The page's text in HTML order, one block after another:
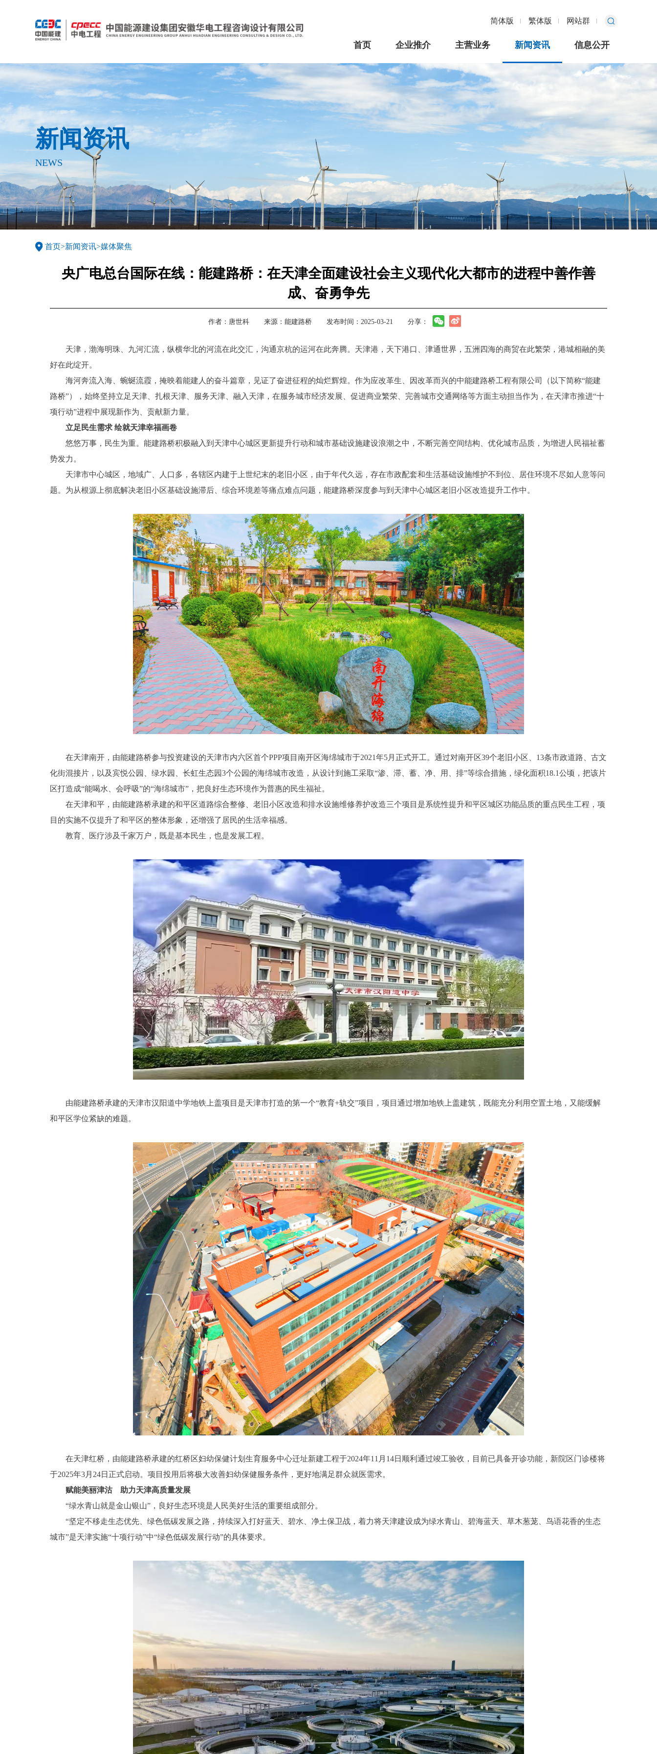
简体版 繁体版 网站群
首页 企业推介 主营业务 新闻资讯 信息公开
新闻资讯
NEWS
首页>新闻资讯>媒体聚焦
央广电总台国际在线：能建路桥：在天津全面建设社会主义现代化大都市的进程中善作善
成、奋勇争先
作者： 唐世科 来源： 能建路桥 发布时间：2025-03-21 分享：
天津，渤海明珠、九河汇流，纵横华北的河流在此交汇，沟通京杭的运河在此奔腾。天津港，天下港口、津通世界，五洲四海的商贸在此繁荣，港城相融的美
好在此绽开。
海河奔流入海、蜿蜒流霞，掩映着能建人的奋斗篇章，见证了奋进征程的灿烂辉煌。作为应改革生、因改革而兴的中能建路桥工程有限公司（以下简称“能建
路桥”），始终坚持立足天津、扎根天津、服务天津、融入天津，在服务城市经济发展、促进商业繁荣、完善城市交通网络等方面主动担当作为，在天津市推进“十
项行动”进程中展现新作为、贡献新力量。
立足民生需求 绘就天津幸福画卷
悠悠万事，民生为重。能建路桥积极融入到天津中心城区更新提升行动和城市基础设施建设浪潮之中，不断完善空间结构、优化城市品质，为增进人民福祉蓄
势发力。
天津市中心城区，地域广、人口多，各辖区内建于上世纪末的老旧小区，由于年代久远，存在市政配套和生活基础设施维护不到位、居住环境不尽如人意等问
题。为从根源上彻底解决老旧小区基础设施滞后、综合环境差等痛点难点问题，能建路桥深度参与到天津中心城区老旧小区改造提升工作中。
在天津南开，由能建路桥参与投资建设的天津市内六区首个PPP项目南开区海绵城市于2021年5月正式开工。通过对南开区39个老旧小区、13条市政道路、古文
化街混接片，以及宾悦公园、绿水园、长虹生态园3个公园的海绵城市改造，从设计到施工采取“渗、滞、蓄、净、用、排”等综合措施，绿化面积18.1公顷，把该片
区打造成“能喝水、会呼吸”的“海绵城市”，把良好生态环境作为普惠的民生福祉。
在天津和平，由能建路桥承建的和平区道路综合整修、老旧小区改造和排水设施维修养护改造三个项目是系统性提升和平区城区功能品质的重点民生工程，项
目的实施不仅提升了和平区的整体形象，还增强了居民的生活幸福感。
教育、医疗涉及千家万户，既是基本民生，也是发展工程。
由能建路桥承建的天津市汉阳道中学地铁上盖项目是天津市打造的第一个“教育+轨交”项目，项目通过增加地铁上盖建筑，既能充分利用空置土地，又能缓解
和平区学位紧缺的难题。
在天津红桥，由能建路桥承建的红桥区妇幼保健计划生育服务中心迁址新建工程于2024年11月14日顺利通过竣工验收，目前已具备开诊功能，新院区门诊楼将
于2025年3月24日正式启动。项目投用后将极大改善妇幼保健服务条件，更好地满足群众就医需求。
赋能美丽津沽 助力天津高质量发展
“绿水青山就是金山银山”，良好生态环境是人民美好生活的重要组成部分。
“坚定不移走生态优先、绿色低碳发展之路，持续深入打好蓝天、碧水、净土保卫战，着力将天津建设成为绿水青山、碧海蓝天、草木葱茏、鸟语花香的生态
城市”是天津实施“十项行动”中“绿色低碳发展行动”的具体要求。